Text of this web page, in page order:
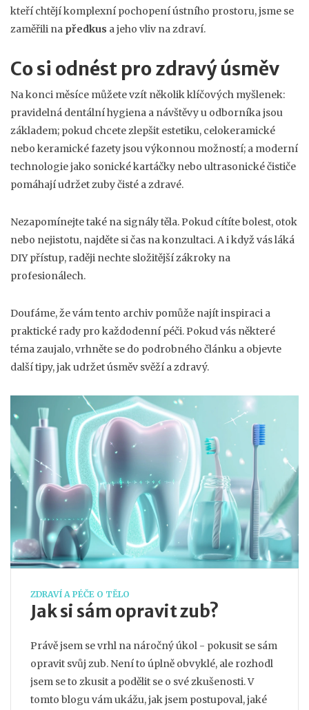
kteří chtějí komplexní pochopení ústního prostoru, jsme se
zaměřili na předkus a jeho vliv na zdraví.
Co si odnést pro zdravý úsměv
Na konci měsíce můžete vzít několik klíčových myšlenek:
pravidelná dentální hygiena a návštěvy u odborníka jsou
základem; pokud chcete zlepšit estetiku, celokeramické
nebo keramické fazety jsou výkonnou možností; a moderní
technologie jako sonické kartáčky nebo ultrasonické čističe
pomáhají udržet zuby čisté a zdravé.
Nezapomínejte také na signály těla. Pokud cítíte bolest, otok
nebo nejistotu, najděte si čas na konzultaci. A i když vás láká
DIY přístup, raději nechte složitější zákroky na
profesionálech.
Doufáme, že vám tento archiv pomůže najít inspiraci a
praktické rady pro každodenní péči. Pokud vás některé
téma zaujalo, vrhněte se do podrobného článku a objevte
další tipy, jak udržet úsměv svěží a zdravý.
ZDRAVÍ A PÉČE O TĚLO
Jak si sám opravit zub?
Právě jsem se vrhl na náročný úkol - pokusit se sám
opravit svůj zub. Není to úplně obvyklé, ale rozhodl
jsem se to zkusit a podělit se o své zkušenosti. V
tomto blogu vám ukážu, jak jsem postupoval, jaké